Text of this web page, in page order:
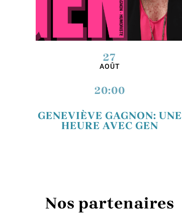
27
AOÛT
20:00
GENEVIÈVE GAGNON: UNE
HEURE AVEC GEN
Nos partenaires